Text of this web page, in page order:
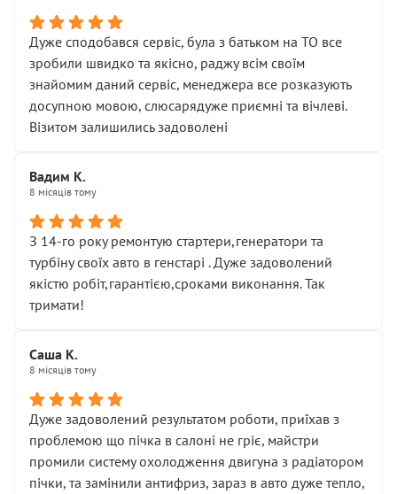
Дуже сподобався сервіс, була з батьком на ТО все
зробили швидко та якісно, раджу всім своїм
знайомим даний сервіс, менеджера все розказують
досупною мовою, слюсарядуже приємні та вічлеві.
Візитом залишились задоволені
Вадим К.
8 місяців тому
З 14-го року ремонтую стартери,генератори та
турбіну своїх авто в генстарі . Дуже задоволений
якістю робіт,гарантією,сроками виконання. Так
тримати!
Саша К.
8 місяців тому
Дуже задоволений результатом роботи, приїхав з
проблемою що пічка в салоні не гріє, майстри
промили систему охолодження двигуна з радіатором
пічки, та замінили антифриз, зараз в авто дуже тепло,